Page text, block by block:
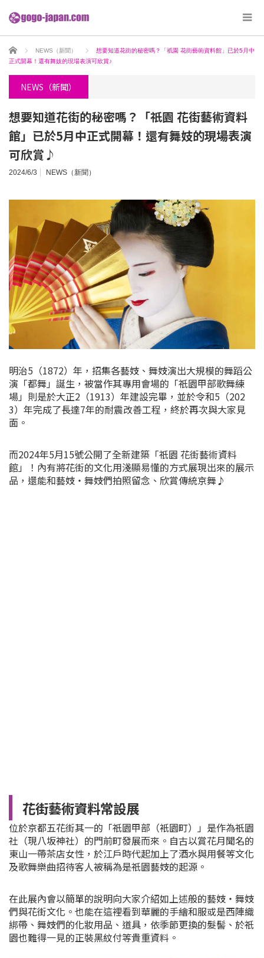
ホーム NEWS（新聞）
想要知道花街的秘密嗎？「祇園 花街藝術資料館」已於5月中
正式開幕！還有舞妓的現場表演可欣賞♪
NEWS（新聞）
想要知道花街的秘密嗎？「祇園 花街藝術資料
館」已於5月中正式開幕！還有舞妓的現場表演
可欣賞♪
2024/6/3 NEWS（新聞）
明治5（1872）年，招集各藝妓、舞妓演出大規模的舞蹈公
演「都舞」誕生，被當作其專用會場的「祇園甲部歌舞練
場」則是於大正2（1913）年建設完畢，並於令和5（202
3）年完成了長達7年的耐震改善工程，終於再次與大家見
面。
而2024年5月15號公開了全新建築「祇園 花街藝術資料
館」！內有將花街的文化用淺顯易懂的方式展現出來的展示
品，還能和藝妓・舞妓們拍照留念、欣賞傳統京舞♪
花街藝術資料常設展
位於京都五花街其一的「祇園甲部（衹園町）」是作為祇園
社（現八坂神社）的門前町發展而來。自古以賞花月聞名的
東山一帶茶店女性，於江戶時代起加上了酒水與用餐等文化
及歌舞樂曲招待客人被稱為是祇園藝妓的起源。
在此展內會以簡單的說明向大家介紹如上述般的藝妓・舞妓
們與花街文化。也能在這裡看到華麗的手繪和服或是西陣織
綁帶、舞妓們的化妝用品、道具，依季節更換的髮髻、於祇
園也難得一見的正裝黑紋付等貴重資料。